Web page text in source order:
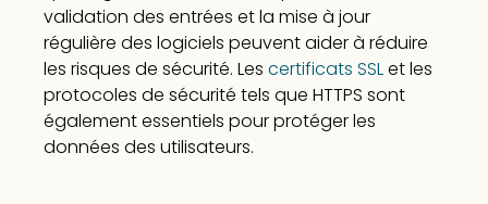
validation des entrées et la mise à jour
régulière des logiciels peuvent aider à réduire
les risques de sécurité. Les certificats SSLet les
protocoles de sécurité tels que HTTPS sont
également essentiels pour protéger les
données des utilisateurs.